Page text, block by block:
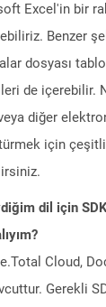
Excel'in bir
Benzer
dosyası
de içerebilir.
diğer
için çeşitli
dil için
Cloud,
Gerekli